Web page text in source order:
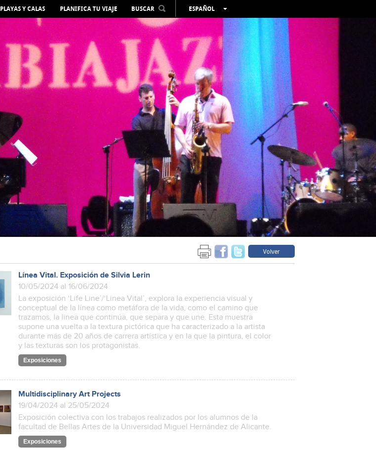
PLAYAS Y CALAS PLANIFICA TU VIAJE BUSCAR
ESPAÑOL
VALENCIÀ
ENGLISH
FRANÇAIS
DEUTSCH
РУССКИЙ
Volver
Línea Vital. Exposición de Silvia Lerin
10/05/2024 al 16/06/2024
La exposición ‘Life Line’/‘Linea Vital’, explora la experiencia visual y
conceptual de la línea como metáfora de la vida, como el camino que
trazamos, la linea que continúa, que separa y que une. Esta muestra
supone una vuelta a la textura pictórica que ha caracterizado a la artista
durante más de 20 años de carrera artística y en la que la pintura, el color
y las texturas son los protagonistas.
Exposiciones
Multidisciplinary Art Projects
19/04/2024 al 25/05/2024
Exposición colectiva con los trabajos realizados por los alumnos de la
facultad de Bellas Artes de la Universidad Miguel Hernández de Alicante.
Exposiciones